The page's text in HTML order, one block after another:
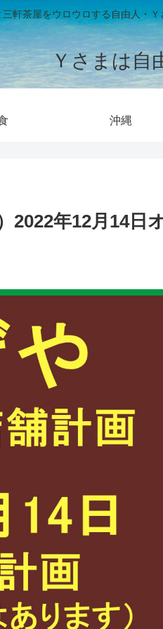
軒茶屋をウロウロする自由人・Ｙ
Ｙさまは自
沖縄
2022年12月14日